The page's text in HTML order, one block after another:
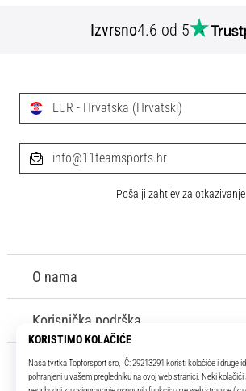
Izvrsno4.6 od 5
O nama
Korisnička podrška
EUR - Hrvatska (Hrvatski)
info@11teamsports.hr
Pošalji zahtjev za otkazivanje